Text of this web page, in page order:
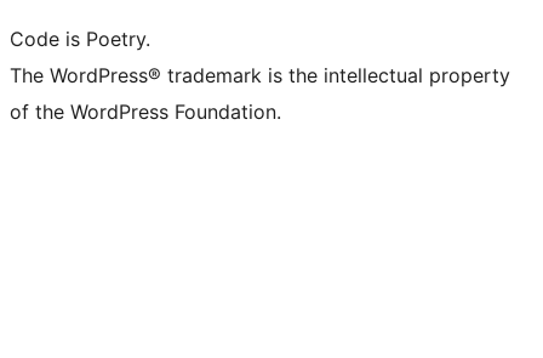
Code is Poetry.
The WordPress® trademark is the intellectual property
of the WordPress Foundation.